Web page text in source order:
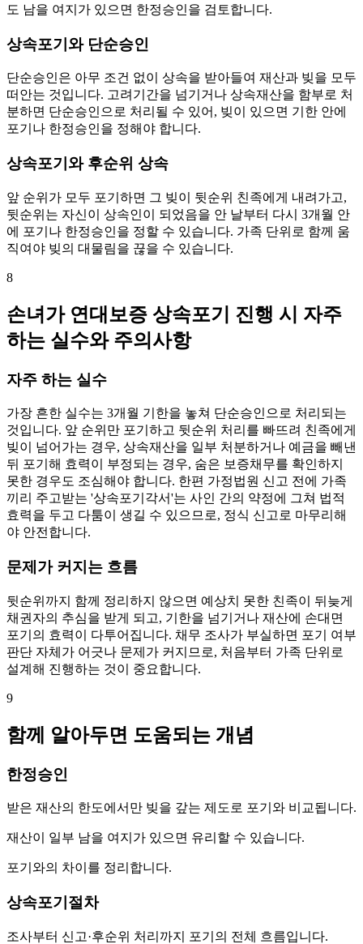
도 남을 여지가 있으면 한정승인을 검토합니다.
상속포기와 단순승인
단순승인은 아무 조건 없이 상속을 받아들여 재산과 빚을 모두
떠안는 것입니다. 고려기간을 넘기거나 상속재산을 함부로 처
분하면 단순승인으로 처리될 수 있어, 빚이 있으면 기한 안에
포기나 한정승인을 정해야 합니다.
상속포기와 후순위 상속
앞 순위가 모두 포기하면 그 빚이 뒷순위 친족에게 내려가고,
뒷순위는 자신이 상속인이 되었음을 안 날부터 다시 3개월 안
에 포기나 한정승인을 정할 수 있습니다. 가족 단위로 함께 움
직여야 빚의 대물림을 끊을 수 있습니다.
8
손녀가 연대보증 상속포기 진행 시 자주
하는 실수와 주의사항
자주 하는 실수
가장 흔한 실수는 3개월 기한을 놓쳐 단순승인으로 처리되는
것입니다. 앞 순위만 포기하고 뒷순위 처리를 빠뜨려 친족에게
빚이 넘어가는 경우, 상속재산을 일부 처분하거나 예금을 빼낸
뒤 포기해 효력이 부정되는 경우, 숨은 보증채무를 확인하지
못한 경우도 조심해야 합니다. 한편 가정법원 신고 전에 가족
끼리 주고받는 '상속포기각서'는 사인 간의 약정에 그쳐 법적
효력을 두고 다툼이 생길 수 있으므로, 정식 신고로 마무리해
야 안전합니다.
문제가 커지는 흐름
뒷순위까지 함께 정리하지 않으면 예상치 못한 친족이 뒤늦게
채권자의 추심을 받게 되고, 기한을 넘기거나 재산에 손대면
포기의 효력이 다투어집니다. 채무 조사가 부실하면 포기 여부
판단 자체가 어긋나 문제가 커지므로, 처음부터 가족 단위로
설계해 진행하는 것이 중요합니다.
9
함께 알아두면 도움되는 개념
한정승인
받은 재산의 한도에서만 빚을 갚는 제도로 포기와 비교됩니다.
재산이 일부 남을 여지가 있으면 유리할 수 있습니다.
포기와의 차이를 정리합니다.
상속포기절차
조사부터 신고·후순위 처리까지 포기의 전체 흐름입니다.